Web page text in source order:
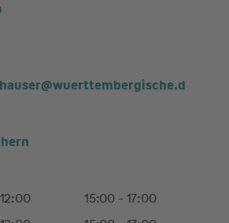
15:00 - 17:00